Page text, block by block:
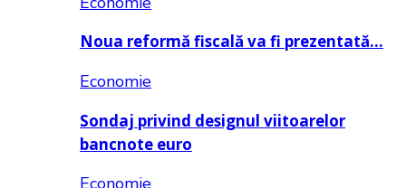
Noua reformă fiscală va fi prezentată…
Economie
Sondaj privind designul viitoarelor
bancnote euro